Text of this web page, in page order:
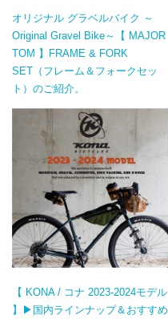
オリジナル グラベルバイク ～
Original Gravel Bike～【 MAJOR
TOM 】FRAME & FORK
SET（フレーム＆フォークセッ
ト）のご紹介。
【 KONA / コナ 2023-2024モデル
】▶国内ラインナップ＆おすすめ